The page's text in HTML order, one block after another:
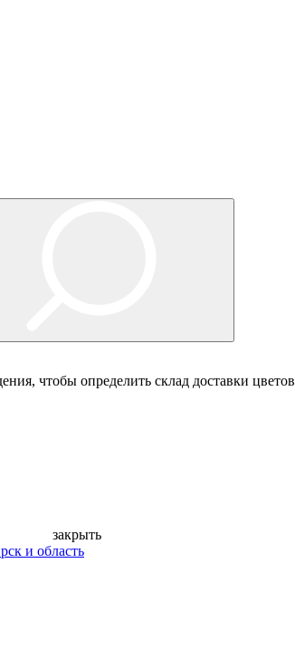
чтобы определить склад доставки цветов
закрыть
и область